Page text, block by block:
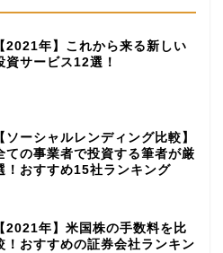
【2021年】これから来る新しい
資サービス12選！
【ソーシャルレンディング比較】
ての事業者で投資する筆者が厳
！おすすめ15社ランキング
【2021年】米国株の手数料を比
！おすすめの証券会社ランキン